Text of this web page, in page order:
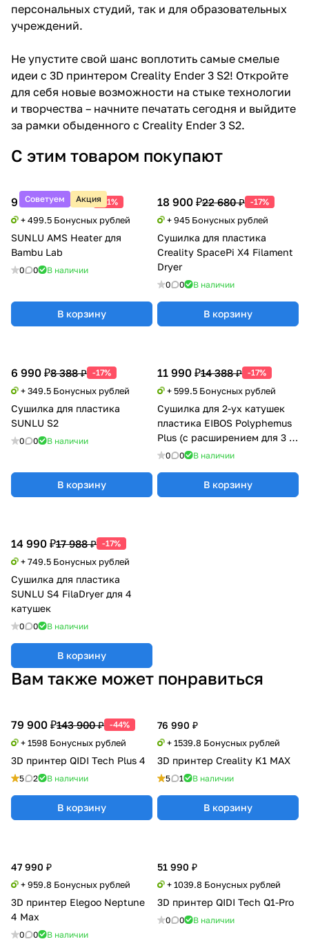
персональных студий, так и для образовательных
учреждений.
Не упустите свой шанс воплотить самые смелые
идеи с 3D принтером Creality Ender 3 S2! Откройте
для себя новые возможности на стыке технологии
и творчества – начните печатать сегодня и выйдите
за рамки обыденного с Creality Ender 3 S2.
С этим товаром покупают
Советуем Акция
9 990 ₽20 388 ₽ -51%
+ 499.5 Бонусных рублей
SUNLU AMS Heater для
Bambu Lab
0 0 В наличии
В корзину
18 900 ₽22 680 ₽ -17%
+ 945 Бонусных рублей
Сушилка для пластика
Creality SpacePi X4 Filament
Dryer
0 0 В наличии
В корзину
6 990 ₽8 388 ₽ -17%
+ 349.5 Бонусных рублей
Сушилка для пластика
SUNLU S2
0 0 В наличии
В корзину
11 990 ₽14 388 ₽ -17%
+ 599.5 Бонусных рублей
Сушилка для 2-ух катушек
пластика EIBOS Polyphemus
Plus (с расширением для 3 кг
катушки)
0 0 В наличии
В корзину
14 990 ₽17 988 ₽ -17%
+ 749.5 Бонусных рублей
Сушилка для пластика
SUNLU S4 FilaDryer для 4
катушек
0 0 В наличии
В корзину
Вам также может понравиться
79 900 ₽143 900 ₽ -44%
+ 1598 Бонусных рублей
3D принтер QIDI Tech Plus 4
5 2 В наличии
В корзину
76 990 ₽
+ 1539.8 Бонусных рублей
3D принтер Creality K1 MAX
5 1 В наличии
В корзину
51 990 ₽
+ 1039.8 Бонусных рублей
3D принтер QIDI Tech Q1-Pro
0 0 В наличии
47 990 ₽
+ 959.8 Бонусных рублей
3D принтер Elegoo Neptune
4 Max
0 0 В наличии